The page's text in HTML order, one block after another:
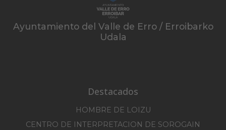
Ayuntamiento del Valle de Erro / Erroibarko
Udala
Destacados
HOMBRE DE LOIZU
CENTRO DE INTERPRETACION DE SOROGAIN